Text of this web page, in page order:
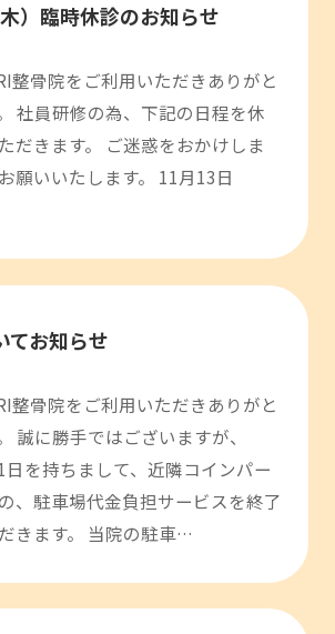
）臨時休診のお知らせ
整骨院をご利用いただきありがと
社員研修の為、下記の日程を休
だきます。 ご迷惑をおかけしま
願いいたします。 11月13日
てお知らせ
整骨院をご利用いただきありがと
誠に勝手ではございますが、
を持ちまして、近隣コインパー
、駐車場代金負担サービスを終了
きます。 当院の駐車…